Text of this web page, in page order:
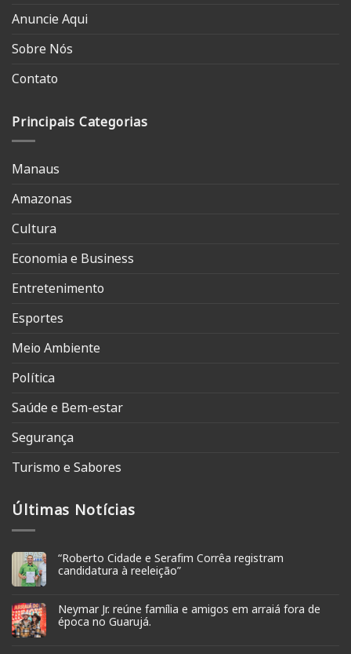
Anuncie Aqui
Sobre Nós
Contato
Principais Categorias
Manaus
Amazonas
Cultura
Economia e Business
Entretenimento
Esportes
Meio Ambiente
Política
Saúde e Bem-estar
Segurança
Turismo e Sabores
Últimas Notícias
“Roberto Cidade e Serafim Corrêa registram
candidatura à reeleição”
Neymar Jr. reúne família e amigos em arraiá fora de
época no Guarujá.